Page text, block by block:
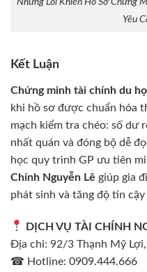
Yêu
Kết Luận
Chứng minh tài chính du
khi hồ sơ được chuẩn hóa
mạch kiểm tra chéo: số dư
nhất quán và đóng bộ dễ
học quy trình GP ưu tiên
Chính Nguyễn Lê giúp gia
phát sinh và tăng độ tin
DỊCH VỤ TÀI CHÍNH
Địa chỉ: 92/3 Thạnh Mỹ
☎ Hotline: 0909.444.666